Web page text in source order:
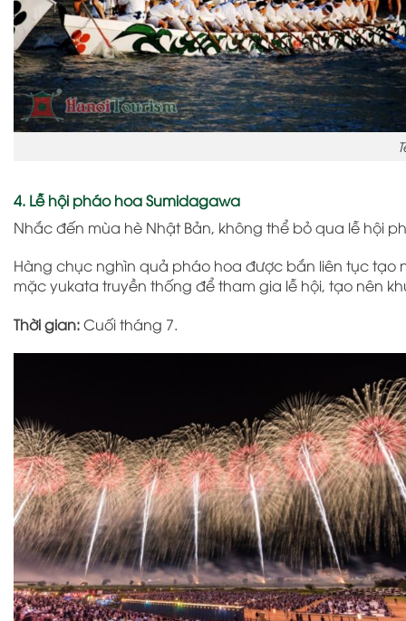
4. Lễ hội pháo hoa Sumidagawa
Nhắc đến mùa hè Nhật Bản, không thể bỏ qua lễ hội
Hàng chục nghìn quả pháo hoa được bắn liên tục tạo
mặc yukata truyền thống để tham gia lễ hội, tạo nên
Thời gian:Cuối tháng 7.